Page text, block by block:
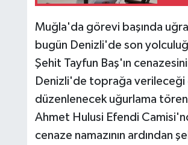
Muğla'da görevi başında
bugün Denizli'de son
Şehit Tayfun Baş'ın
Denizli'de toprağa verileceği
düzenlenecek uğurlama
Ahmet Hulusi Efendi
cenaze namazının ardından